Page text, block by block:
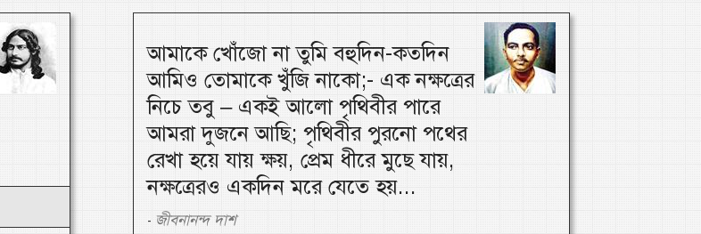
আমাকে খোঁজো না তুমি বহুদিন-কতদিন
আমিও তোমাকে খুঁজি নাকো;- এক নক্ষত্রের
নিচে তবু – একই আলো পৃথিবীর পারে
আমরা দুজনে আছি; পৃথিবীর পুরনো পথের
রেখা হয়ে যায় ক্ষয়, প্রেম ধীরে মুছে যায়,
নক্ষত্রেরও একদিন মরে যেতে হয়...
- জীবনানন্দ দাশ